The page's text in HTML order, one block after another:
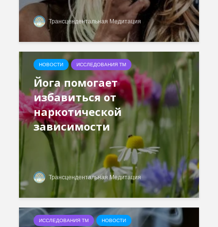
Трансцендентальная Медитация
НОВОСТИ ИССЛЕДОВАНИЯ ТМ
Йога помогает
избавиться от
наркотической
зависимости
Трансцендентальная Медитация
ИССЛЕДОВАНИЯ ТМ НОВОСТИ